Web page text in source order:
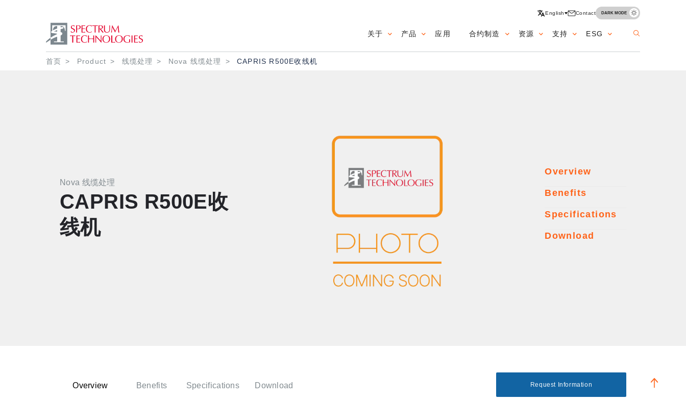
English Contact DARK MODE
Main navigation
关于 产品 应用 合约制造 资源 支持 ESG
面包屑
首页 Product 线缆处理 Nova 线缆处理 CAPRIS R500E收线机
Nova 线缆处理
CAPRIS R500E收
线机
Overview
Benefits
Specifications
Download
Overview Benefits Specifications Download Request Information